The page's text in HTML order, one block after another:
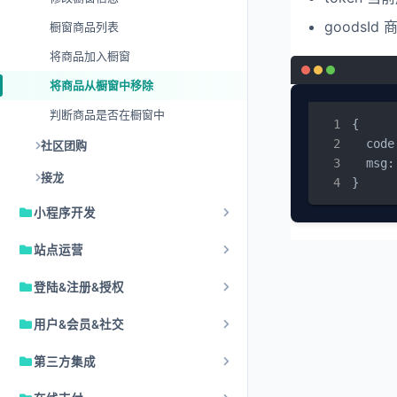
橱窗商品列表
将商品加入橱窗
将商品从橱窗中移除
判断商品是否在橱窗中
社区团购
接龙
小程序开发
站点运营
登陆&注册&授权
用户&会员&社交
第三方集成
goodsId
{
msg:
}